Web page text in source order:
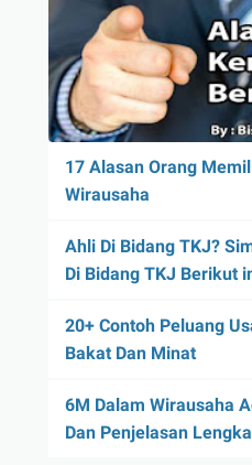
17 Alasan Orang
Wirausaha
Ahli Di Bidang TKJ?
Di Bidang TKJ Berikut
20+ Contoh Peluang
Bakat Dan Minat
6M Dalam Wirausaha
Dan Penjelasan